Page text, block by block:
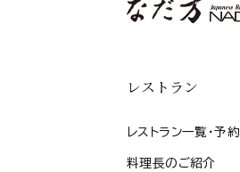
レストラン
レストラン一覧・予約
料理長のご紹介